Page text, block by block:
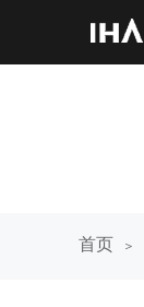
首页 ＞